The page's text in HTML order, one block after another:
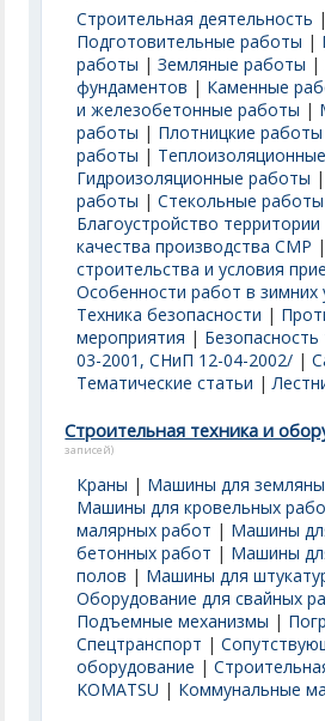
Строительная деятельность |
Подготовительные работы |
работы |Земляные работы |
фундаментов | Каменные
и железобетонные работы |
работы | Плотницкие работы
работы |
Гидроизоляционные работы
работы |Стекольные работы
Благоустройство территории
качества производства СМР
строительства и условия
Особенности работ в зимних
Техника безопасности |
мероприятия |
03-2001, СНиП 12-04-2002/ |
Тематические статьи |
Строительная техника и
записей)
Краны | Машины для
Машины для кровельных
малярных работ | Машины
бетонных работ | Машины
полов | Машины для
Оборудование для свайных
Подъемные механизмы |
Спецтранспорт |
оборудование |
KOMATSU | Коммунальные